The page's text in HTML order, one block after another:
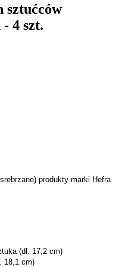
sztućców
4 szt.
produkty marki Hefra
(dł. 17,2 cm)
18,1 cm)